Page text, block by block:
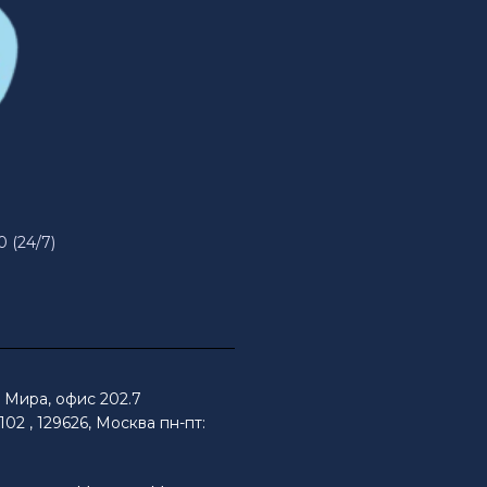
(24/7)
офис 202.7
, 129626, Москва пн-пт: